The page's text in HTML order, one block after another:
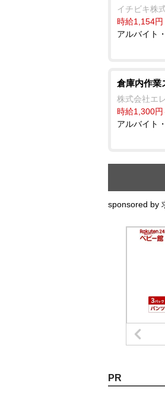
イチビキ株
時給1,154円
アルバイト
倉庫内作業
株式会社エ
時給1,300円
アルバイト
sponsored by
PR